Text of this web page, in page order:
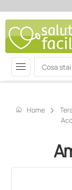
menu
home Home